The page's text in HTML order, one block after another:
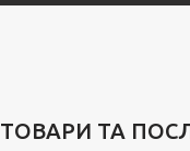
ТОВАРИ ТА